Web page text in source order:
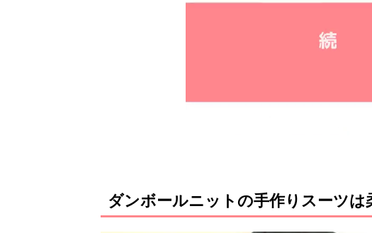
ダンボールニットの手作りスーツは